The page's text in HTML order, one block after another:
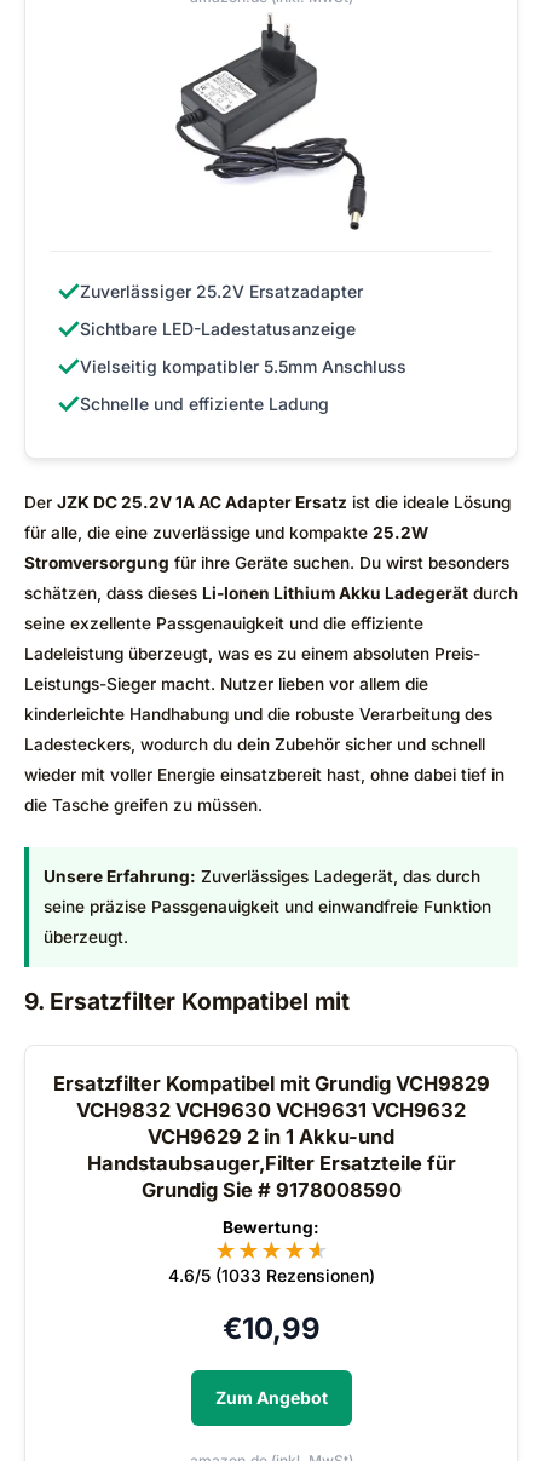
✓Zuverlässiger 25.2V Ersatzadapter
✓Sichtbare LED-Ladestatusanzeige
✓Vielseitig kompatibler 5.5mm Anschluss
✓Schnelle und effiziente Ladung
Der JZK DC 25.2V 1A AC Adapter Ersatz ist die ideale Lösung
für alle, die eine zuverlässige und kompakte 25.2W
Stromversorgung für ihre Geräte suchen. Du wirst besonders
schätzen, dass dieses Li-Ionen Lithium Akku Ladegerät durch
seine exzellente Passgenauigkeit und die effiziente
Ladeleistung überzeugt, was es zu einem absoluten Preis-
Leistungs-Sieger macht. Nutzer lieben vor allem die
kinderleichte Handhabung und die robuste Verarbeitung des
Ladesteckers, wodurch du dein Zubehör sicher und schnell
wieder mit voller Energie einsatzbereit hast, ohne dabei tief in
die Tasche greifen zu müssen.
Unsere Erfahrung: Zuverlässiges Ladegerät, das durch
seine präzise Passgenauigkeit und einwandfreie Funktion
überzeugt.
9. Ersatzfilter Kompatibel mit
Ersatzfilter Kompatibel mit Grundig VCH9829
VCH9832 VCH9630 VCH9631 VCH9632
VCH9629 2 in 1 Akku-und
Handstaubsauger,Filter Ersatzteile für
Grundig Sie # 9178008590
Bewertung:
★★★★★
★
4.6/5 (1033 Rezensionen)
€10,99
Zum Angebot